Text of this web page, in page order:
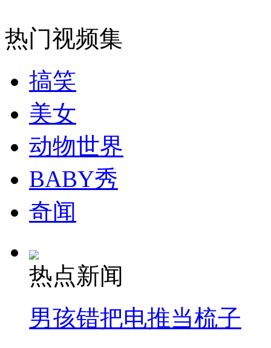
走！跟着总书记去植树
消防员救轻生者
纽约上演“枕头大战”
热门视频集
搞笑
美女
动物世界
BABY秀
奇闻
热点新闻
男孩错把电推当梳子